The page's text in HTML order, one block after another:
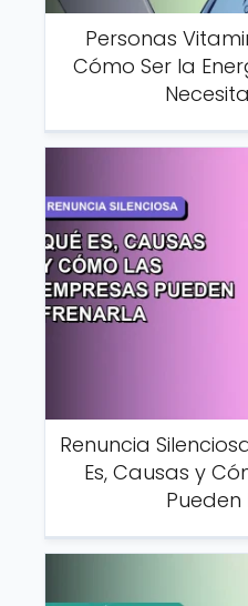
Personas
Cómo Ser la
Renuncia
Es, Causas y
Pueden